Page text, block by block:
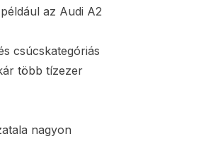
az Audi A2
csúcskategóriás
több tízezer
nagyon